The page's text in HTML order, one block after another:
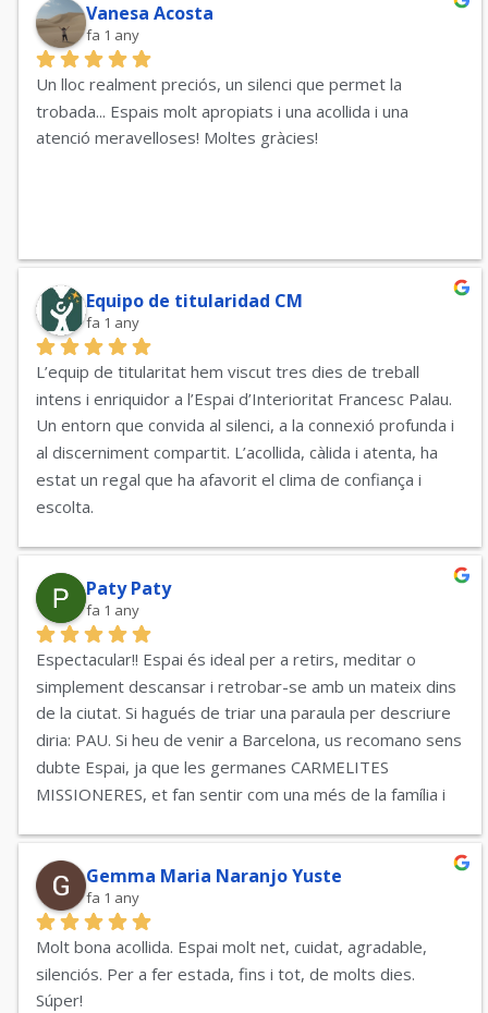
Gràcies per tot!!
Vanesa Acosta
fa 1 any
Un lloc realment preciós, un silenci que permet la
trobada... Espais molt apropiats i una acollida i una
atenció meravelloses! Moltes gràcies!
Equipo de titularidad CM
fa 1 any
L’equip de titularitat hem viscut tres dies de treball
intens i enriquidor a l’Espai d’Interioritat Francesc Palau.
Un entorn que convida al silenci, a la connexió profunda i
al discerniment compartit. L’acollida, càlida i atenta, ha
estat un regal que ha afavorit el clima de confiança i
escolta.
Paty Paty
fa 1 any
Espectacular!! Espai és ideal per a retirs, meditar o
simplement descansar i retrobar-se amb un mateix dins
de la ciutat. Si hagués de triar una paraula per descriure
diria: PAU. Si heu de venir a Barcelona, us recomano sens
dubte Espai, ja que les germanes CARMELITES
MISSIONERES, et fan sentir com una més de la família i
permet visitar Barcelona, tant zones d'oci, centre, barri
gòtic, etc, com parc del Tibidabo o la platja, i alhora
descansar en un lloc de pau. Bona comunicació també
amb Sans-Estació. Així, que abans de triar allotjaments
convencionals, flama i pregunta. Ves a Espai i tornaràs!!
Gemma Maria Naranjo Yuste
fa 1 any
Molt bona acollida. Espai molt net, cuidat, agradable,
silenciós. Per a fer estada, fins i tot, de molts dies.
Súper!